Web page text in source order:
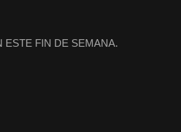
ESTE FIN DE SEMANA.